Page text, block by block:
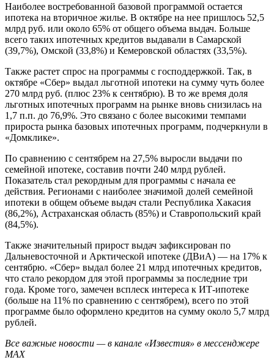
Наиболее востребованной базовой программой остается
ипотека на вторичное жилье. В октябре на нее пришлось 52,5
млрд руб. или около 65% от общего объема выдач. Больше
всего таких ипотечных кредитов выдавали в Самарской
(39,7%), Омской (33,8%) и Кемеровской областях (33,5%).
Также растет спрос на программы с господдержкой. Так, в
октябре «Сбер» выдал льготной ипотеки на сумму чуть более
270 млрд руб. (плюс 23% к сентябрю). В то же время доля
льготных ипотечных программ на рынке вновь снизилась на
1,7 п.п. до 76,9%. Это связано с более высокими темпами
прироста рынка базовых ипотечных программ, подчеркнули в
«Домклике».
По сравнению с сентябрем на 27,5% выросли выдачи по
семейной ипотеке, составив почти 240 млрд рублей.
Показатель стал рекордным для программы с начала ее
действия. Регионами с наиболее значимой долей семейной
ипотеки в общем объеме выдач стали Республика Хакасия
(86,2%), Астраханская область (85%) и Ставропольский край
(84,5%).
Также значительный прирост выдач зафиксирован по
Дальневосточной и Арктической ипотеке (ДВиА) — на 17% к
сентябрю. «Сбер» выдал более 21 млрд ипотечных кредитов,
что стало рекордом для этой программы за последние три
года. Кроме того, замечен всплеск интереса к ИТ-ипотеке
(больше на 11% по сравнению с сентябрем), всего по этой
программе было оформлено кредитов на сумму около 5,7 млрд
рублей.
Все важные новости — в канале «Известия» в мессенджере
МАХ